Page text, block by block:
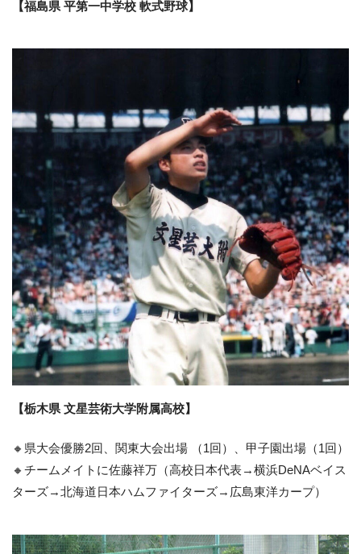
【福島県 平第一中学校 軟式野球】
【栃木県 文星芸術大学附属高校】
🔸県大会優勝2回、関東大会出場 （1回）、甲子園出場（1回）
🔸チームメイトに佐藤祥万（高校日本代表→横浜DeNAベイス
ターズ→北海道日本ハムファイターズ→広島東洋カープ）